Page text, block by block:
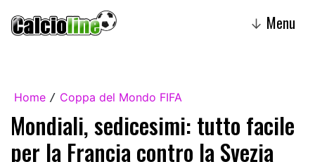
↓ Menu
Home / Coppa del Mondo FIFA
Mondiali, sedicesimi: tutto facile
per la Francia contro la Svezia